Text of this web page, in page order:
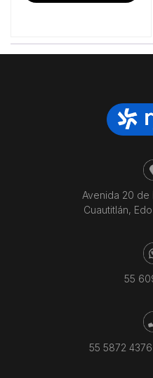
Avenida 20 de
Cuautitlán,
55
55 5872 4376